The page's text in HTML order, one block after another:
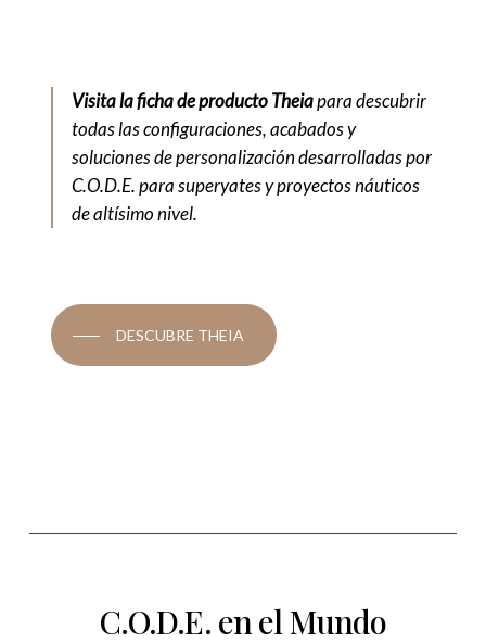
Visita la ficha de producto Theiapara descubrir
todas las configuraciones, acabados y
soluciones de personalización desarrolladas por
C.O.D.E. para superyates y proyectos náuticos
de altísimo nivel.
DESCUBRE THEIA
C.O.D.E. en el Mundo